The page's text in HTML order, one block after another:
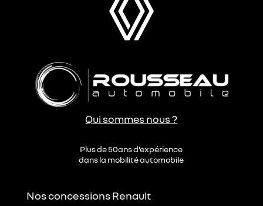
Qui sommes nous ?
Plus de 50ans d’expérience
dans la mobilité automobile
Nos concessions Renault